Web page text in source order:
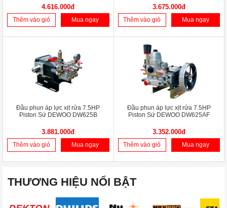
4.616.000đ
Thêm vào giỏ Mua ngay
3.675.000đ
Thêm vào giỏ Mua ngay
Đầu phun áp lực xịt rửa 7.5HP
Piston Sứ DEWOO DW625B
3.881.000đ
Thêm vào giỏ Mua ngay
Đầu phun áp lực xịt rửa 7.5HP
Piston Sứ DEWOO DW625AF
3.352.000đ
Thêm vào giỏ Mua ngay
THƯƠNG HIỆU NỔI BẬT